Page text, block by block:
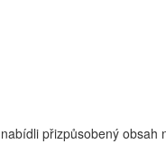
přizpůsobený